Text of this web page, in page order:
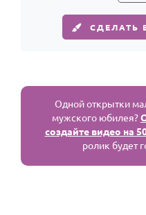
СДЕЛАТЬ
Одной открытки
мужского юбилея?
создайте видео на
ролик будет